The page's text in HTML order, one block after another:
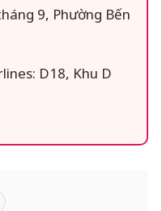
9, Phường Bến
D18, Khu D